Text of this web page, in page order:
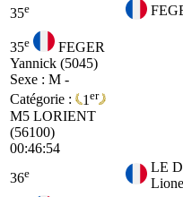
35e
35e
FEGER
Yannick (5045)
Sexe : M -
Catégorie :
1 er
M5 LORIENT
(56100)
00:46:54
36e
LE